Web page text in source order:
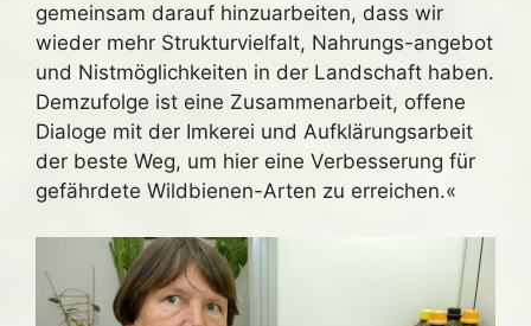
gemeinsam darauf hinzuarbeiten, dass wir
wieder mehr Strukturvielfalt, Nahrungs-angebot
und Nistmöglichkeiten in der Landschaft haben.
Demzufolge ist eine Zusammenarbeit, offene
Dialoge mit der Imkerei und Aufklärungsarbeit
der beste Weg, um hier eine Verbesserung für
gefährdete Wildbienen-Arten zu erreichen.«